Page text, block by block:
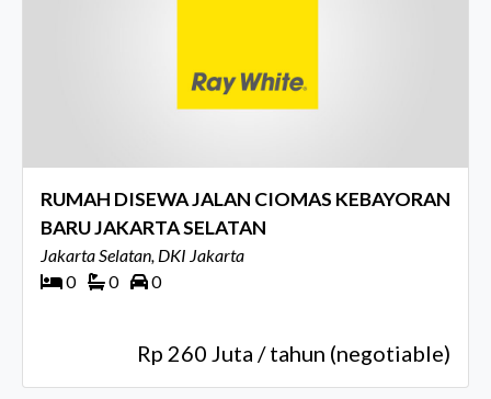
RUMAH DISEWA JALAN CIOMAS KEBAYORAN
BARU JAKARTA SELATAN
Jakarta Selatan, DKI Jakarta
0
0 0
Rp 260 Juta / tahun (negotiable)